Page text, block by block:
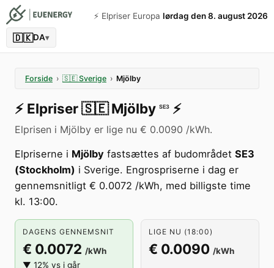
⚡️ Elpriser Europa lørdag den 8. august 2026
🇩🇰DA▾
Forside › 🇸🇪 Sverige › Mjölby
⚡️ Elpriser🇸🇪 Mjölby SE3 ⚡️
Elprisen i Mjölby er lige nu € 0.0090 /kWh.
Elpriserne i Mjölby fastsættes af budområdet SE3
(Stockholm) i Sverige. Engrospriserne i dag er
gennemsnitligt € 0.0072 /kWh, med billigste time
kl. 13:00.
DAGENS GENNEMSNIT
€ 0.0072 /kWh
▼ 12% vs i går
LIGE NU (18:00)
€ 0.0090 /kWh